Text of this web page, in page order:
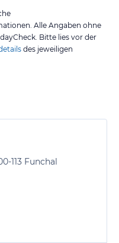
Alle Angaben ohne
Bitte lies vor der
des jeweiligen
113 Funchal